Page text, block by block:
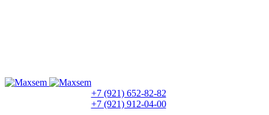
+7 (921) 652-82-82
+7 (921) 912-04-00